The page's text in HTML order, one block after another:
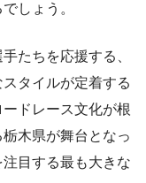
しょう。
たちを応援する、
タイルが定着する
ドレース文化が根
木県が舞台となっ
目する最も大きな